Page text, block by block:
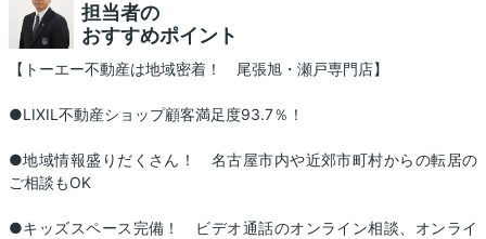
担当者の
おすすめポイント
【トーエー不動産は地域密着！ 尾張旭・瀬戸専門店】
●LIXIL不動産ショップ顧客満足度93.7％！
●地域情報盛りだくさん！ 名古屋市内や近郊市町村からの転居の
ご相談もOK
●キッズスペース完備！ ビデオ通話のオンライン相談、オンライ